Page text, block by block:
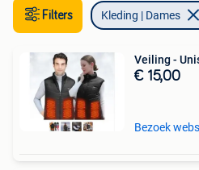
Filters Kleding | Dames
Veiling -
€ 15,00
Bezoek